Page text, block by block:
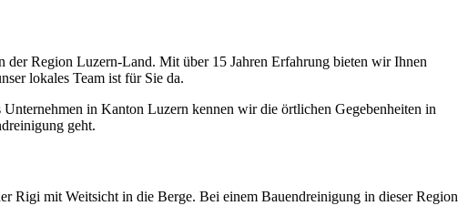
der Region Luzern-Land. Mit über 15 Jahren Erfahrung bieten wir Ihnen
lokales Team ist für Sie da.
in Kanton Luzern kennen wir die örtlichen Gegebenheiten in
geht.
mit Weitsicht in die Berge. Bei einem Bauendreinigung in dieser Region